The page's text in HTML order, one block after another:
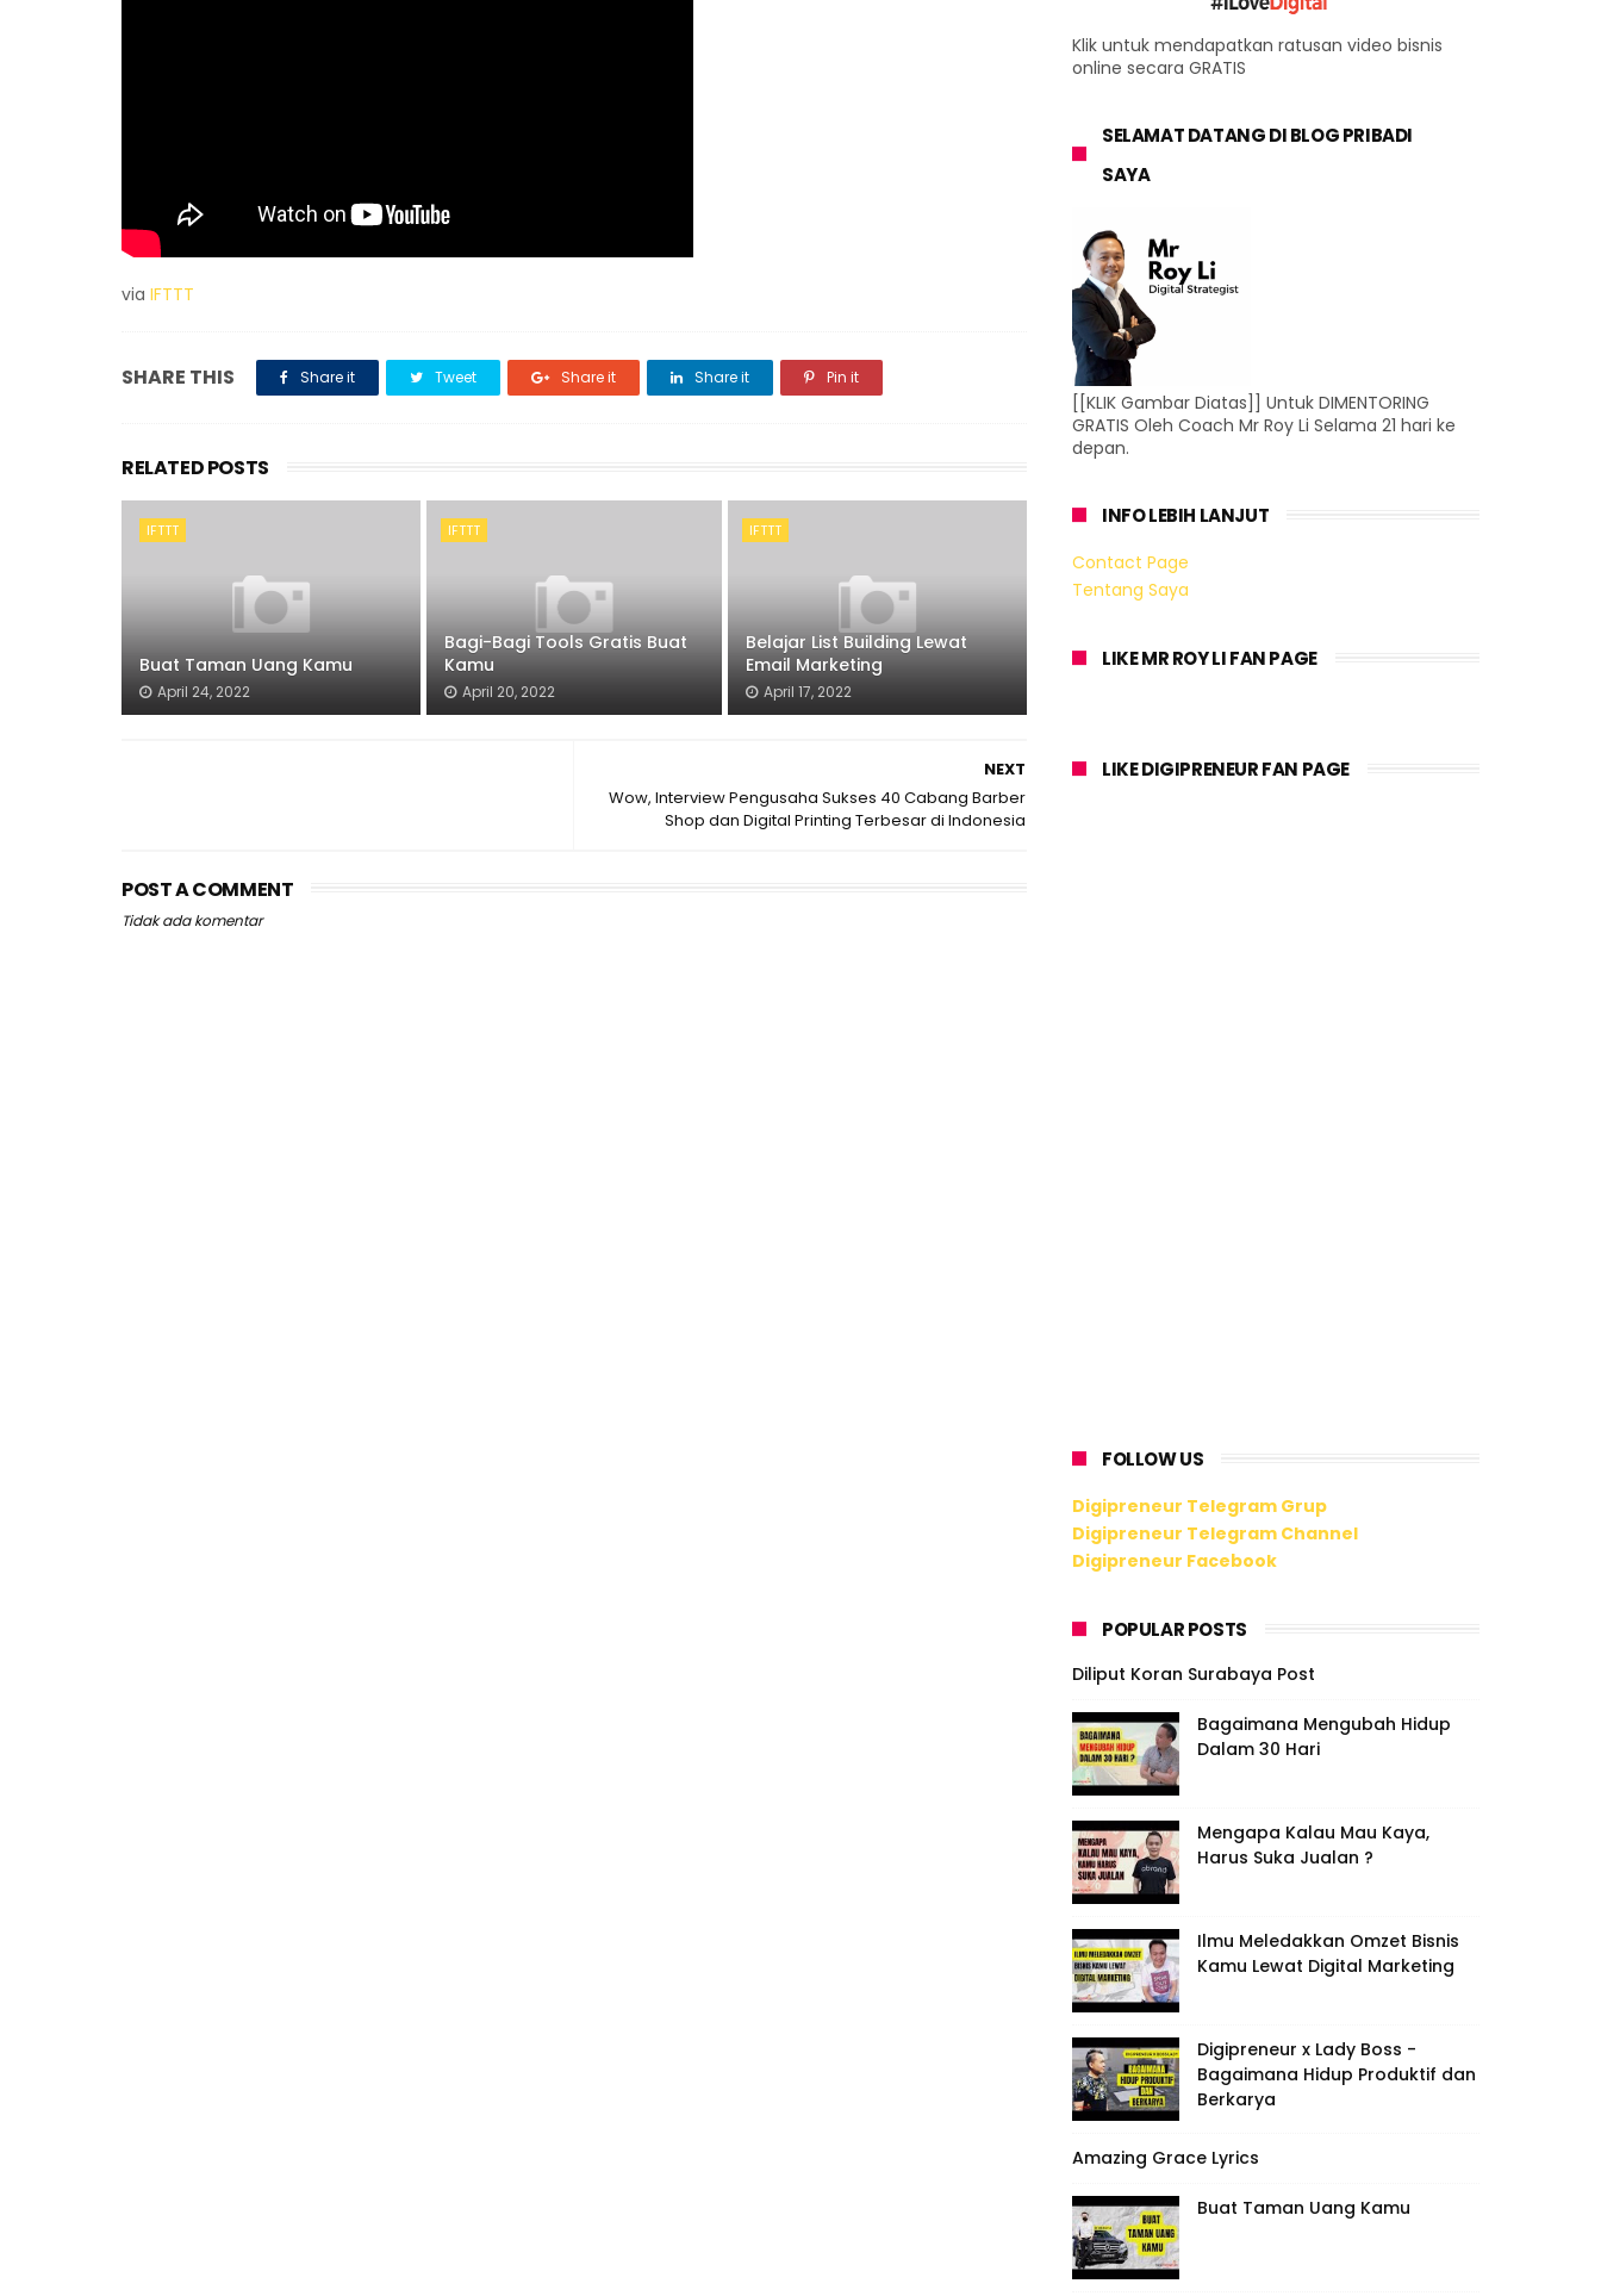
via IFTTT
SHARE THIS Share it Tweet Share it Share it Pin it
RELATED POSTS
IFTTT
Buat Taman Uang Kamu
April 24, 2022
IFTTT
Bagi-Bagi Tools Gratis Buat
Kamu
April 20, 2022
IFTTT
Belajar List Building Lewat
Email Marketing
April 17, 2022
NEXT
Wow, Interview Pengusaha Sukses 40 Cabang Barber
Shop dan Digital Printing Terbesar di Indonesia
POST A COMMENT
Tidak ada komentar
Klik untuk mendapatkan ratusan video bisnis
online secara GRATIS
SELAMAT DATANG DI BLOG PRIBADI
SAYA
[[KLIK Gambar Diatas]] Untuk DIMENTORING
GRATIS Oleh Coach Mr Roy Li Selama 21 hari ke
depan.
INFO LEBIH LANJUT
Contact Page
Tentang Saya
LIKE MR ROY LI FAN PAGE
LIKE DIGIPRENEUR FAN PAGE
FOLLOW US
Digipreneur Telegram Grup
Digipreneur Telegram Channel
Digipreneur Facebook
POPULAR POSTS
Diliput Koran Surabaya Post
Bagaimana Mengubah Hidup
Dalam 30 Hari
Mengapa Kalau Mau Kaya,
Harus Suka Jualan ?
Ilmu Meledakkan Omzet Bisnis
Kamu Lewat Digital Marketing
Digipreneur x Lady Boss -
Bagaimana Hidup Produktif dan
Berkarya
Amazing Grace Lyrics
Buat Taman Uang Kamu